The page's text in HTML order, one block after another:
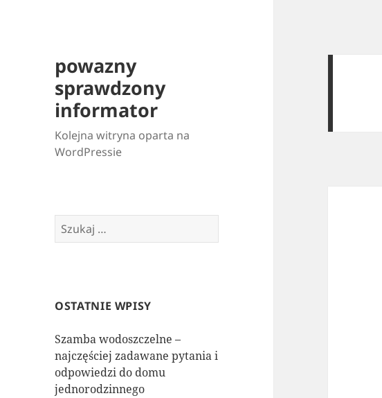
powazny
sprawdzony
informator
Kolejna witryna oparta na
WordPressie
Szukaj:
OSTATNIE WPISY
Szamba wodoszczelne –
najczęściej zadawane pytania i
odpowiedzi do domu
jednorodzinnego